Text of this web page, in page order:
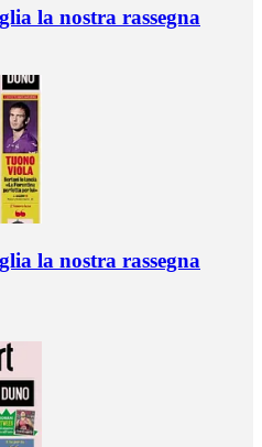
la nostra rassegna
la nostra rassegna